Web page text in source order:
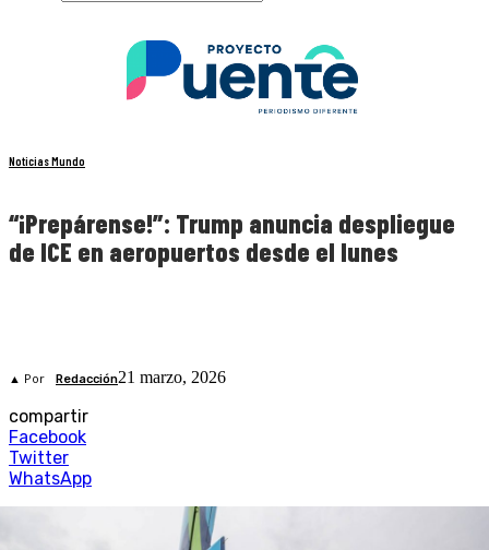
Noticias Mundo
“¡Prepárense!”: Trump anuncia despliegue
de ICE en aeropuertos desde el lunes
▲ Por Redacción21 marzo, 2026
compartir
Facebook
Twitter
WhatsApp